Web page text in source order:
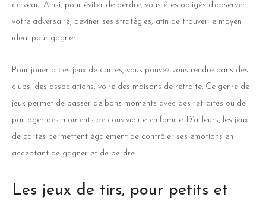
cerveau. Ainsi, pour éviter de perdre, vous êtes obligés d’observer
votre adversaire, deviner ses stratégies, afin de trouver le moyen
idéal pour gagner.
Pour jouer à ces jeux de cartes, vous pouvez vous rendre dans des
clubs, des associations, voire des maisons de retraite. Ce genre de
jeux permet de passer de bons moments avec des retraités ou de
partager des moments de convivialité en famille. D’ailleurs, les jeux
de cartes permettent également de contrôler ses émotions en
acceptant de gagner et de perdre.
Les jeux de tirs, pour petits et